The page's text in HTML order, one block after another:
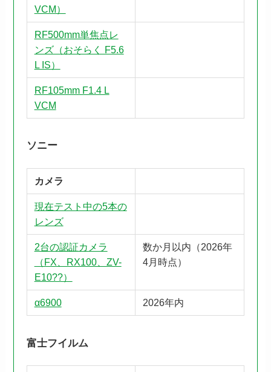
VCM）
RF500mm単焦点レ
ンズ（おそらく F5.6
L IS）
RF105mm F1.4 L
VCM
ソニー
カメラ
現在テスト中の5本の
レンズ
2台の認証カメラ
（FX、RX100、ZV-
E10??）
数か月以内（2026年
4月時点）
α6900 2026年内
富士フイルム